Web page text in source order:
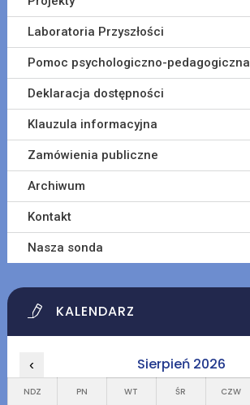
Laboratoria Przyszłości
Pomoc psychologiczno-pedagogiczna
Deklaracja dostępności
Klauzula informacyjna
Zamówienia publiczne
Archiwum
Kontakt
Nasza sonda
KALENDARZ
‹ Sierpień 2026
NDZ PN WT ŚR CZW